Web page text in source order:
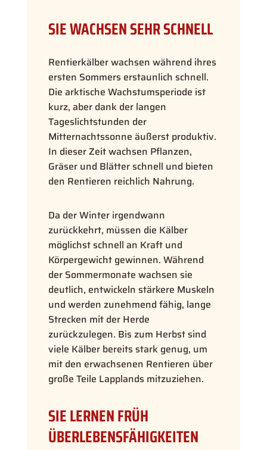
SIE WACHSEN SEHR SCHNELL
Rentierkälber wachsen während ihres
ersten Sommers erstaunlich schnell.
Die arktische Wachstumsperiode ist
kurz, aber dank der langen
Tageslichtstunden der
Mitternachtssonne äußerst produktiv.
In dieser Zeit wachsen Pflanzen,
Gräser und Blätter schnell und bieten
den Rentieren reichlich Nahrung.
Da der Winter irgendwann
zurückkehrt, müssen die Kälber
möglichst schnell an Kraft und
Körpergewicht gewinnen. Während
der Sommermonate wachsen sie
deutlich, entwickeln stärkere Muskeln
und werden zunehmend fähig, lange
Strecken mit der Herde
zurückzulegen. Bis zum Herbst sind
viele Kälber bereits stark genug, um
mit den erwachsenen Rentieren über
große Teile Lapplands mitzuziehen.
SIE LERNEN FRÜH
ÜBERLEBENSFÄHIGKEITEN